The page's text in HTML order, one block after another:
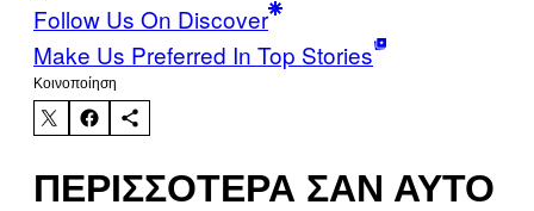
Follow Us On Discover
Make Us Preferred In Top Stories
Kοινοποίηση
ΠΕΡΙΣΣΌΤΕΡΑ ΣΑΝ ΑΥΤΌ